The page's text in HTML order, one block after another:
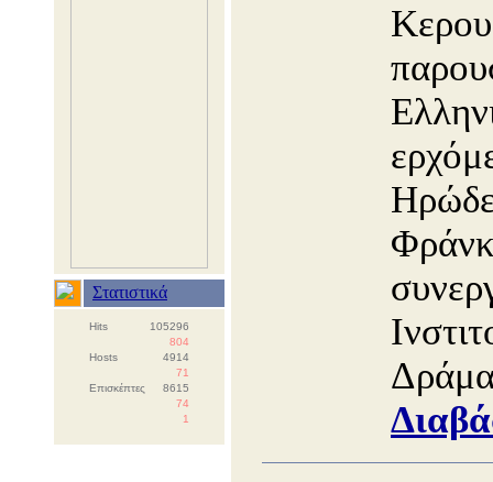
Στατιστικά
Hits
105296
804
Hosts
4914
71
Επισκέπτες
8615
74
1